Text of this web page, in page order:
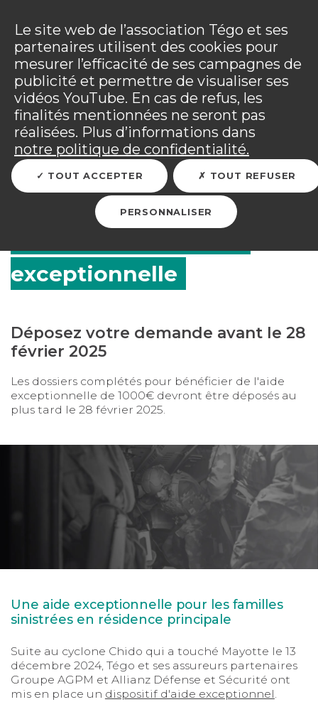
adhérents sinistrés et les personnels mobilisés.
Tous les détails dansvotre espace adhérent.
Vous êtes sur le site Tégo
RETOUR
Mayotte : derniers jours
exceptionnelle
Déposez votre demande avant le 28
février 2025
Les dossiers complétés pour bénéficier de l'aide
exceptionnelle de 1000€ devront être déposés au
plus tard le 28 février 2025.
Une aide exceptionnelle pour les familles
sinistrées en résidence principale
Suite au cyclone Chido qui a touché Mayotte le 13
décembre 2024, Tégo et ses assureurs partenaires
Groupe AGPM et Allianz Défense et Sécurité ont
mis en place un dispositif d'aide exceptionnel.
Le site web de l’association Tégo et ses
partenaires utilisent des cookies pour
mesurer l’efficacité de ses campagnes de
publicité et permettre de visualiser ses
vidéos YouTube. En cas de refus, les
finalités mentionnées ne seront pas
réalisées. Plus d’informations dans
notre politique de confidentialité.
TOUT ACCEPTER TOUT REFUSER
PERSONNALISER